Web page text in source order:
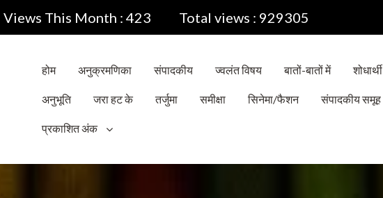
Views This Month : 423 Total views : 929305
होम अनुक्रमणिका संपादकीय ज्वलंत विषय बातों-बातों में शोधार्थी
अनुभूति जरा हट के तर्जुमा समीक्षा सिनेमा/फैशन संपादकीय समूह
प्रकाशित अंक